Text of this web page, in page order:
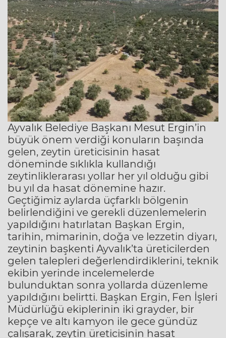
Ayvalık Belediye Başkanı Mesut Ergin’in
büyük önem verdiği konuların başında
gelen, zeytin üreticisinin hasat
döneminde sıklıkla kullandığı
zeytinliklerarası yollar her yıl olduğu gibi
bu yıl da hasat dönemine hazır.
Geçtiğimiz aylarda üçfarklı bölgenin
belirlendiğini ve gerekli düzenlemelerin
yapıldığını hatırlatan Başkan Ergin,
tarihin, mimarinin, doğa ve lezzetin diyarı,
zeytinin başkenti Ayvalık’ta üreticilerden
gelen talepleri değerlendirdiklerini, teknik
ekibin yerinde incelemelerde
bulunduktan sonra yollarda düzenleme
yapıldığını belirtti. Başkan Ergin, Fen İşleri
Müdürlüğü ekiplerinin iki grayder, bir
kepçe ve altı kamyon ile gece gündüz
çalışarak, zeytin üreticisinin hasat